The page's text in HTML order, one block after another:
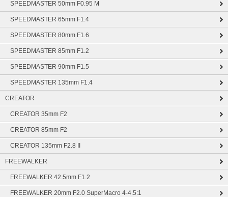
SPEEDMASTER 50mm F0.95 M
SPEEDMASTER 65mm F1.4
SPEEDMASTER 80mm F1.6
SPEEDMASTER 85mm F1.2
SPEEDMASTER 90mm F1.5
SPEEDMASTER 135mm F1.4
CREATOR
CREATOR 35mm F2
CREATOR 85mm F2
CREATOR 135mm F2.8 II
FREEWALKER
FREEWALKER 42.5mm F1.2
FREEWALKER 20mm F2.0 SuperMacro 4-4.5:1